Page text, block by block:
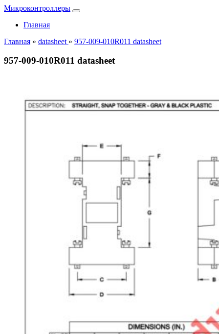
Микроконтроллеры
Главная
Главная » datasheet » 957-009-010R011 datasheet
957-009-010R011 datasheet